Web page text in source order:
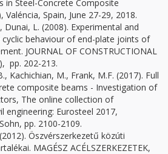
in Steel-Concrete Composite
Valéncia, Spain, June 27-29, 2018.
Dunai, L. (2008). Experimental and
behaviour of end-plate joints of
JOURNAL OF CONSTRUCTIONAL
pp. 202-213.
Kachichian, M., Frank, M.F. (2017). Full
composite beams - Investigation of
The online collection of
engineering: Eurosteel 2017,
pp. 2100-2109.
Öszvérszerkezetű közúti
MAGÉSZ ACÉLSZERKEZETEK,